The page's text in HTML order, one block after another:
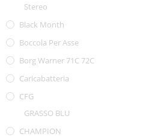
Stereo
Black Month
Boccola Per Asse
Borg Warner 71C 72C
Caricabatteria
CFG
GRASSO BLU
CHAMPION